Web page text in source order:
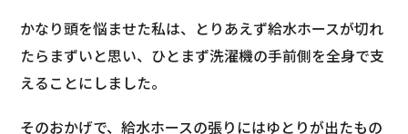
かなり頭を悩ませた私は、とりあえず給水ホースが切れ
たらまずいと思い、ひとまず洗濯機の手前側を全身で支
えることにしました。
そのおかげで、給水ホースの張りにはゆとりが出たもの